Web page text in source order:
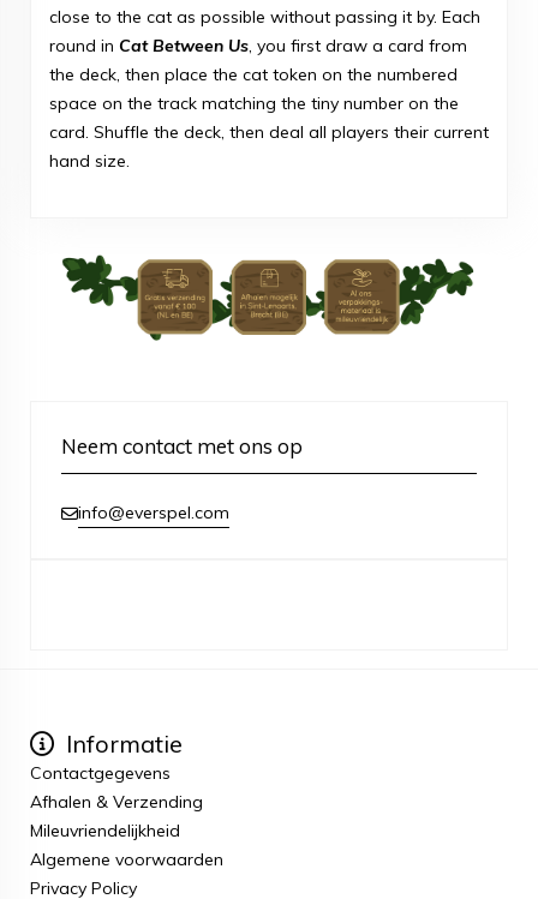
close to the cat as possible without passing it by. Each
round in Cat Between Us, you first draw a card from
the deck, then place the cat token on the numbered
space on the track matching the tiny number on the
card. Shuffle the deck, then deal all players their current
hand size.
Neem contact met ons op
info@everspel.com
Informatie
Contactgegevens
Afhalen & Verzending
Mileuvriendelijkheid
Algemene voorwaarden
Privacy Policy